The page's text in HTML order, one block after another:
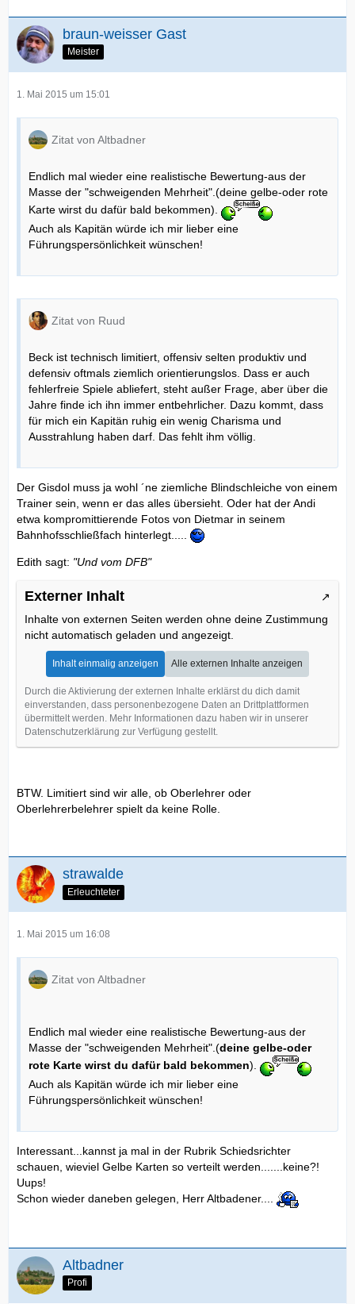
braun-weisser Gast
Meister
1. Mai 2015 um 15:01
Zitat von Altbadner
Endlich mal wieder eine realistische Bewertung-aus der
Masse der "schweigenden Mehrheit".(deine gelbe-oder rote
Karte wirst du dafür bald bekommen).
Auch als Kapitän würde ich mir lieber eine
Führungspersönlichkeit wünschen!
Zitat von Ruud
Beck ist technisch limitiert, offensiv selten produktiv und
defensiv oftmals ziemlich orientierungslos. Dass er auch
fehlerfreie Spiele abliefert, steht außer Frage, aber über die
Jahre finde ich ihn immer entbehrlicher. Dazu kommt, dass
für mich ein Kapitän ruhig ein wenig Charisma und
Ausstrahlung haben darf. Das fehlt ihm völlig.
Der Gisdol muss ja wohl ´ne ziemliche Blindschleiche von einem
Trainer sein, wenn er das alles übersieht. Oder hat der Andi
etwa kompromittierende Fotos von Dietmar in seinem
Bahnhofsschließfach hinterlegt.....
Edith sagt: "Und vom DFB"
Externer Inhalt
Inhalte von externen Seiten werden ohne deine Zustimmung
nicht automatisch geladen und angezeigt.
Inhalt einmalig anzeigen Alle externen Inhalte anzeigen
Durch die Aktivierung der externen Inhalte erklärst du dich damit
einverstanden, dass personenbezogene Daten an Drittplattformen
übermittelt werden. Mehr Informationen dazu haben wir in unserer
Datenschutzerklärung zur Verfügung gestellt.
BTW. Limitiert sind wir alle, ob Oberlehrer oder
Oberlehrerbelehrer spielt da keine Rolle.
strawalde
Erleuchteter
1. Mai 2015 um 16:08
Zitat von Altbadner
Endlich mal wieder eine realistische Bewertung-aus der
Masse der "schweigenden Mehrheit".(deine gelbe-oder
rote Karte wirst du dafür bald bekommen).
Auch als Kapitän würde ich mir lieber eine
Führungspersönlichkeit wünschen!
Interessant...kannst ja mal in der Rubrik Schiedsrichter
schauen, wieviel Gelbe Karten so verteilt werden.......keine?!
Uups!
Schon wieder daneben gelegen, Herr Altbadener....
Altbadner
Profi